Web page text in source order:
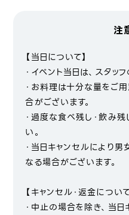
注
【当日について】
・イベント当日は、スタッ
・お料理は十分な量をご
合がございます。
・過度な食べ残し・飲み
い。
・当日キャンセルにより
なる場合がございます。
【キャンセル・返金について
・中止の場合を除き、当